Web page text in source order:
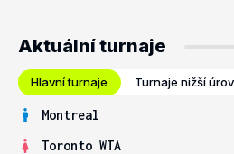
Aktuální turnaje
Hlavní turnaje Turnaje nižší
Montreal
Toronto WTA